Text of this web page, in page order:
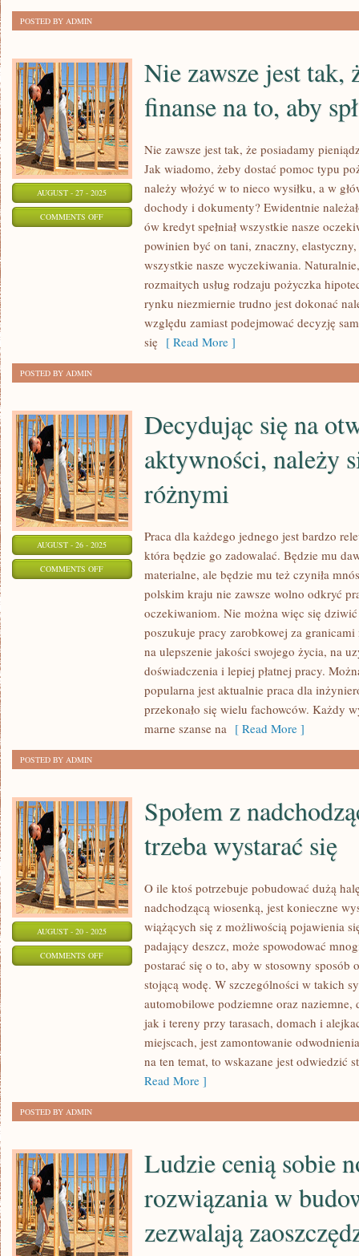
GDY
CZŁOWIEK
OŚWIADCZA
POSTED BY ADMIN
AUGUST - 27 - 2025
COMMENTS OFFON
ABY
SPŁACIĆ
KREDYT
Nie zawsze jest tak,
finanse na to, aby
Nie zawsze jest tak, że posiadamy
Jak wiadomo, żeby dostać pomoc typu
należy włożyć w to nieco wysiłku, a w
dochody i dokumenty? Ewidentnie
ów kredyt spełniał wszystkie nasze
powinien być on tani, znaczny,
wszystkie nasze wyczekiwania.
rozmaitych usług rodzaju pożyczka
rynku niezmiernie trudno jest dokonać
względu zamiast podejmować decyzję
się [ Read More ]
POSTED BY ADMIN
AUGUST - 26 - 2025
COMMENTS OFFON
AKTYWNOŚCI,
ZAPOZNAĆ
Z
Decydując się na
aktywności, należy
różnymi
Praca dla każdego jednego jest bardzo
która będzie go zadowalać. Będzie mu
materialne, ale będzie mu też czyniła
polskim kraju nie zawsze wolno odkryć
oczekiwaniom. Nie można więc się
poszukuje pracy zarobkowej za
na ulepszenie jakości swojego życia, na
doświadczenia i lepiej płatnej pracy.
popularna jest aktualnie praca dla
przekonało się wielu fachowców. Każdy
marne szanse na [ Read More ]
POSTED BY ADMIN
AUGUST - 20 - 2025
COMMENTS OFFON
WYSTARAĆ
Społem z
trzeba wystarać się
O ile ktoś potrzebuje pobudować dużą
nadchodzącą wiosenką, jest konieczne
wiążących się z możliwością pojawienia
padający deszcz, może spowodować
postarać się o to, aby w stosowny sposób
stojącą wodę. W szczególności w takich
automobilowe podziemne oraz
jak i tereny przy tarasach, domach i
miejscach, jest zamontowanie
na ten temat, to wskazane jest odwiedzić
Read More ]
POSTED BY ADMIN
Ludzie cenią sobie
rozwiązania w
zezwalają